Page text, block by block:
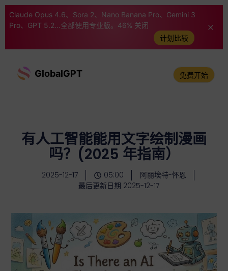
Claude Opus 4.6、Sora 2、Nano Banana Pro、Gemini 3
Pro、GPT 5.2...全部使用专业版。46% 关闭
计划比较
GlobalGPT 免费开始
有人工智能能用文字绘制漫画
吗？(2025 年指南）
2025-12-17 05:00
阿丽埃特-怀恩
最后更新日期 2025-12-17